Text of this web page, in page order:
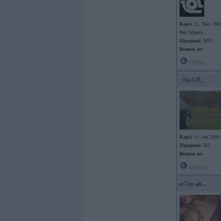
Kopš: 11. May
No: Jelgava
Ziņojumi: 1897
Braucu ar:
_iljaCH_
Kopš: 11. Jan 2005
Ziņojumi: 325
Braucu ar:
se7en